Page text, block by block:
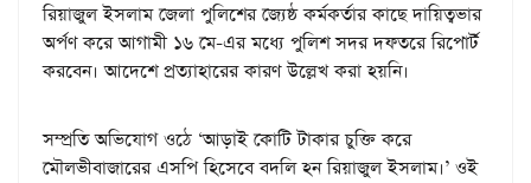
রিয়াজুল ইসলাম জেলা পুলিশের জ্যেষ্ঠ কর্মকর্তার কাছে দায়িত্বভার
অর্পণ করে আগামী ১৬ মে-এর মধ্যে পুলিশ সদর দফতরে রিপোর্ট
করবেন। আদেশে প্রত্যাহারের কারণ উল্লেখ করা হয়নি।
সম্প্রতি অভিযোগ ওঠে ‘আড়াই কোটি টাকার চুক্তি করে
মৌলভীবাজারের এসপি হিসেবে বদলি হন রিয়াজুল ইসলাম।’ ওই